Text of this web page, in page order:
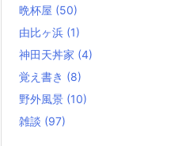
晩杯屋 (50)
由比ヶ浜 (1)
神田天丼家 (4)
覚え書き (8)
野外風景 (10)
雑談 (97)